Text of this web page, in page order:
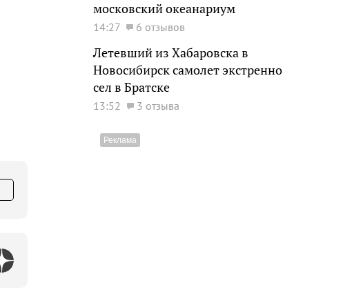
московский океанариум
14:27 6 отзывов
Летевший из Хабаровска в
Новосибирск самолет экстренно
сел в Братске
13:52 3 отзыва